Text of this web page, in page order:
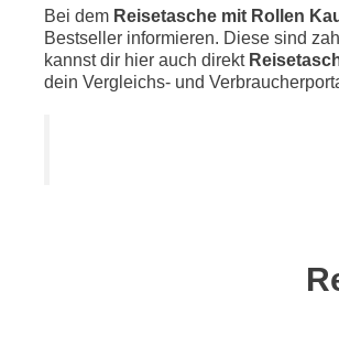
Bei dem Reisetasche mit Rollen
Bestseller informieren. Diese sind
kannst dir hier auch direkt
dein Vergleichs- und